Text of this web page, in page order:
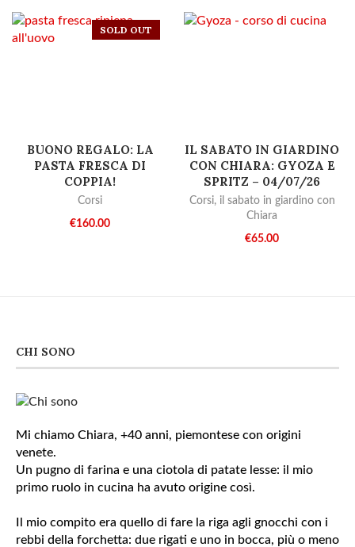
SOLD OUT
BUONO REGALO: LA
PASTA FRESCA DI
COPPIA!
Corsi
€160.00
IL SABATO IN GIARDINO
CON CHIARA: GYOZA E
SPRITZ – 04/07/26
Corsi, il sabato in giardino con
Chiara
€65.00
CHI SONO
Mi chiamo Chiara, +40 anni, piemontese con origini
venete.
Un pugno di farina e una ciotola di patate lesse: il mio
primo ruolo in cucina ha avuto origine così.
Il mio compito era quello di fare la riga agli gnocchi con i
rebbi della forchetta: due rigati e uno in bocca, più o meno